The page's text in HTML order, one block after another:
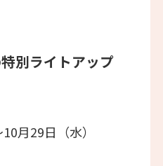
別ライトアップ
月29日（水）